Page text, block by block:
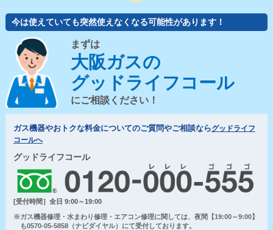
今は使えていても突然使えなくなる可能性があります！
まずは
大阪ガスの
グッドライフコール
にご相談ください！
ガス機器やおトクな料金についてのご質問やご相談ならグッドライフ
コールへ
グッドライフコール
[受付時間］全日 9:00～19:00
※ガス機器修理・水まわり修理・エアコン修理に関しては、夜間【19:00～9:00】
も0570-05-5858（ナビダイヤル）にて受付しております。